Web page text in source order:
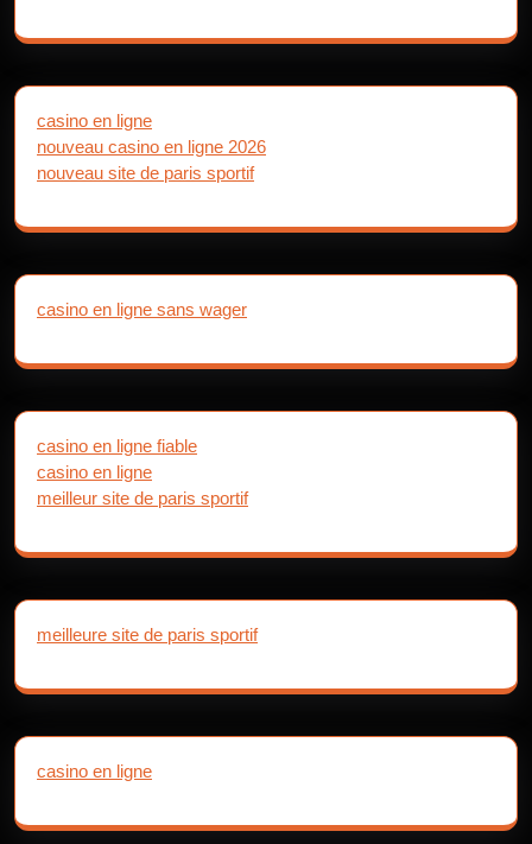
casino en ligne
nouveau casino en ligne 2026
nouveau site de paris sportif
casino en ligne sans wager
casino en ligne fiable
casino en ligne
meilleur site de paris sportif
meilleure site de paris sportif
casino en ligne